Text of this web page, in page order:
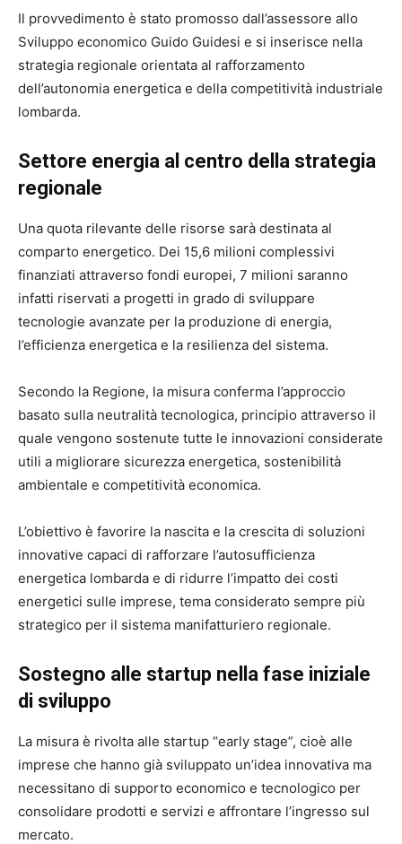
Il provvedimento è stato promosso dall’assessore allo
Sviluppo economico Guido Guidesi e si inserisce nella
strategia regionale orientata al rafforzamento
dell’autonomia energetica e della competitività industriale
lombarda.
Settore energia al centro della strategia
regionale
Una quota rilevante delle risorse sarà destinata al
comparto energetico. Dei 15,6 milioni complessivi
finanziati attraverso fondi europei, 7 milioni saranno
infatti riservati a progetti in grado di sviluppare
tecnologie avanzate per la produzione di energia,
l’efficienza energetica e la resilienza del sistema.
Secondo la Regione, la misura conferma l’approccio
basato sulla neutralità tecnologica, principio attraverso il
quale vengono sostenute tutte le innovazioni considerate
utili a migliorare sicurezza energetica, sostenibilità
ambientale e competitività economica.
L’obiettivo è favorire la nascita e la crescita di soluzioni
innovative capaci di rafforzare l’autosufficienza
energetica lombarda e di ridurre l’impatto dei costi
energetici sulle imprese, tema considerato sempre più
strategico per il sistema manifatturiero regionale.
Sostegno alle startup nella fase iniziale
di sviluppo
La misura è rivolta alle startup “early stage”, cioè alle
imprese che hanno già sviluppato un’idea innovativa ma
necessitano di supporto economico e tecnologico per
consolidare prodotti e servizi e affrontare l’ingresso sul
mercato.